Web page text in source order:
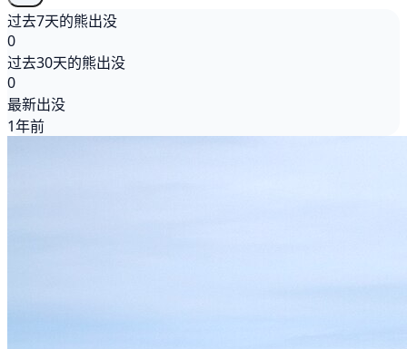
过去7天的熊出没
0
过去30天的熊出没
0
最新出没
1年前